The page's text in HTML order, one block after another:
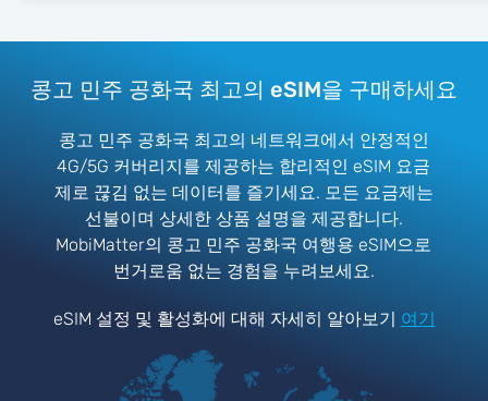
콩고 민주 공화국 최고의 eSIM을 구매하세요
콩고 민주 공화국 최고의 네트워크에서 안정적인
4G/5G 커버리지를 제공하는 합리적인 eSIM 요금
제로 끊김 없는 데이터를 즐기세요. 모든 요금제는
선불이며 상세한 상품 설명을 제공합니다.
MobiMatter의 콩고 민주 공화국 여행용 eSIM으로
번거로움 없는 경험을 누려보세요.
eSIM 설정 및 활성화에 대해 자세히 알아보기 여기